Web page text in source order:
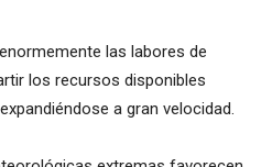
las labores de
los recursos disponibles
a gran velocidad.